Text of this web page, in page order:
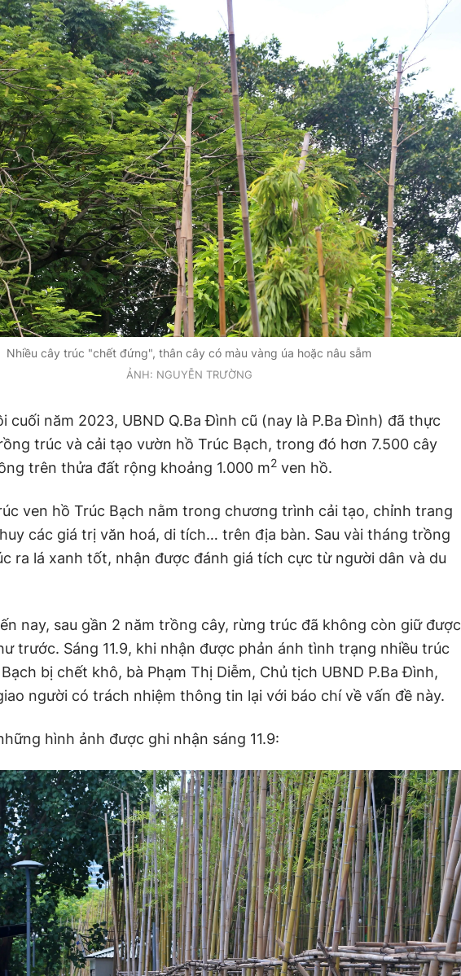
Nhiều cây trúc "chết đứng", thân cây có màu vàng úa hoặc nâu sẫm
ẢNH: NGUYỄN TRƯỜNG
cuối năm 2023, UBND Q.Ba Đình cũ (nay là P.Ba Đình) đã thực
trúc và cải tạo vườn hồ Trúc Bạch, trong đó hơn 7.500 cây
trên thửa đất rộng khoảng 1.000 m2 ven hồ.
ven hồ Trúc Bạch nằm trong chương trình cải tạo, chỉnh trang
các giá trị văn hoá, di tích… trên địa bàn. Sau vài tháng trồng
ra lá xanh tốt, nhận được đánh giá tích cực từ người dân và du
nay, sau gần 2 năm trồng cây, rừng trúc đã không còn giữ được
trước. Sáng 11.9, khi nhận được phản ánh tình trạng nhiều trúc
bị chết khô, bà Phạm Thị Diễm, Chủ tịch UBND P.Ba Đình,
người có trách nhiệm thông tin lại với báo chí về vấn đề này.
hình ảnh được ghi nhận sáng 11.9: